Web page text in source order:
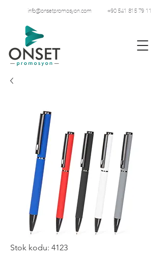
+90 541 815 79 11
info@onsetpromosyon.com
Stok kodu: 4123